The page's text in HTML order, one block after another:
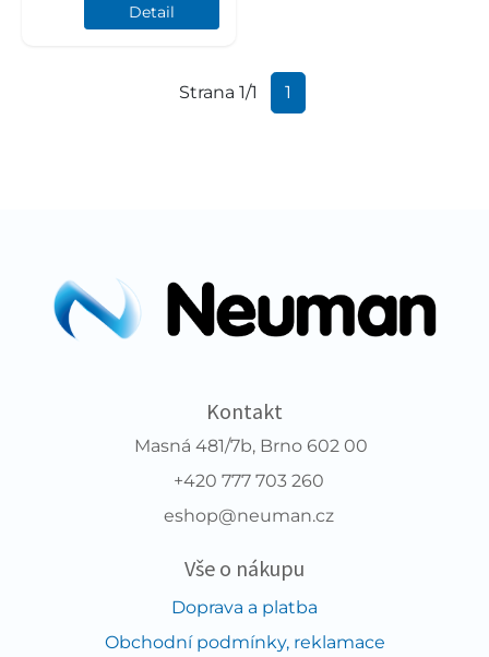
Detail
Strana 1/1 1
Kontakt
Masná 481/7b, Brno 602 00
+420 777 703 260
eshop@neuman.cz
Vše o nákupu
Doprava a platba
Obchodní podmínky, reklamace